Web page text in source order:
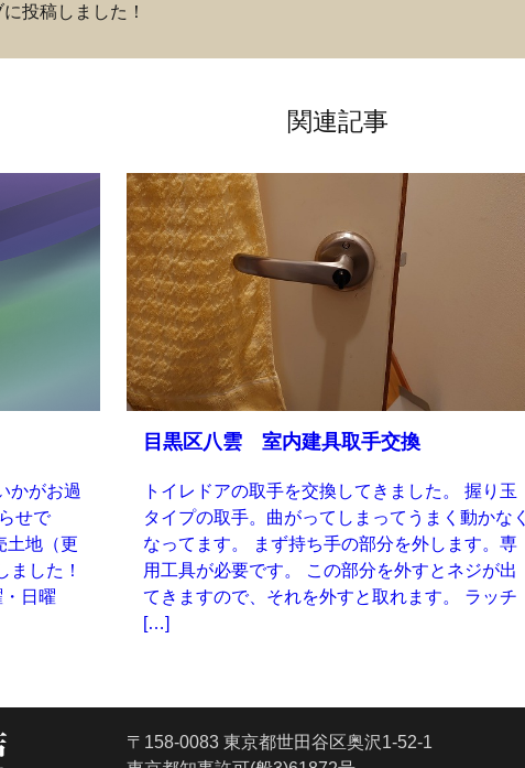
投稿しました！
関連記事
かがお過
せで
土地（更
ました！
日曜
目黒区八雲 室内建具取手交換
トイレドアの取手を交換してきました。 握り玉
タイプの取手。曲がってしまってうまく動かなく
なってます。 まず持ち手の部分を外します。専
用工具が必要です。 この部分を外すとネジが出
てきますので、それを外すと取れます。 ラッチ
[…]
〒158-0083 東京都世田谷区奥沢1-52-1